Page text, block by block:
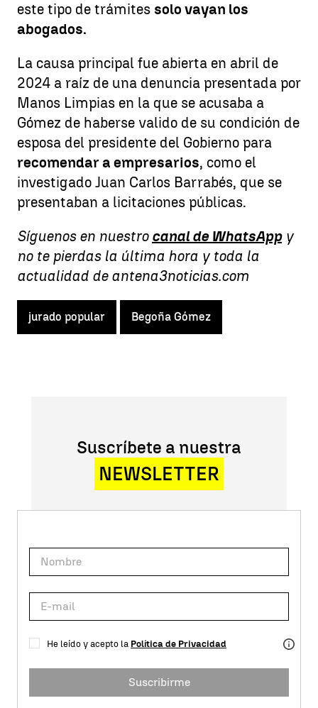
este tipo de trámites solo vayan los
abogados.
La causa principal fue abierta en abril de
2024 a raíz de una denuncia presentada por
Manos Limpias en la que se acusaba a
Gómez de haberse valido de su condición de
esposa del presidente del Gobierno para
recomendar a empresarios, como el
investigado Juan Carlos Barrabés, que se
presentaban a licitaciones públicas.
Síguenos en nuestro canal de WhatsAppy
no te pierdas la última hora y toda la
actualidad de antena3noticias.com
jurado popular Begoña Gómez
Suscríbete a nuestra
NEWSLETTER
He leído y acepto la Política de Privacidad
Suscribirme